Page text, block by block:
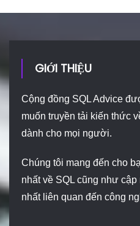
GIỚI THIỆU
Cộng đồng SQL Advice
muốn truyền tải kiến thức
dành cho mọi người.
Chúng tôi mang đến cho
nhất về SQL cũng như
nhất liên quan đến công